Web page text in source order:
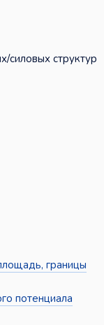
силовых структур
границы
потенциала